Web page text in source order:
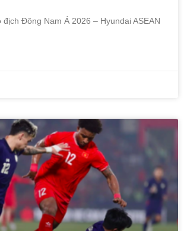
địch Đông Nam Á 2026 – Hyundai ASEAN